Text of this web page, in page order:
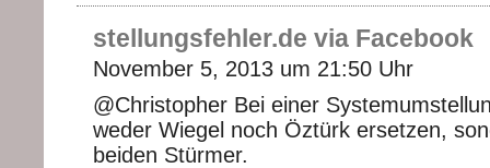
stellungsfehler.de via Facebook
November 5, 2013 um 21:50 Uhr
@Christopher Bei einer
weder Wiegel noch Öztürk ersetzen,
beiden Stürmer.